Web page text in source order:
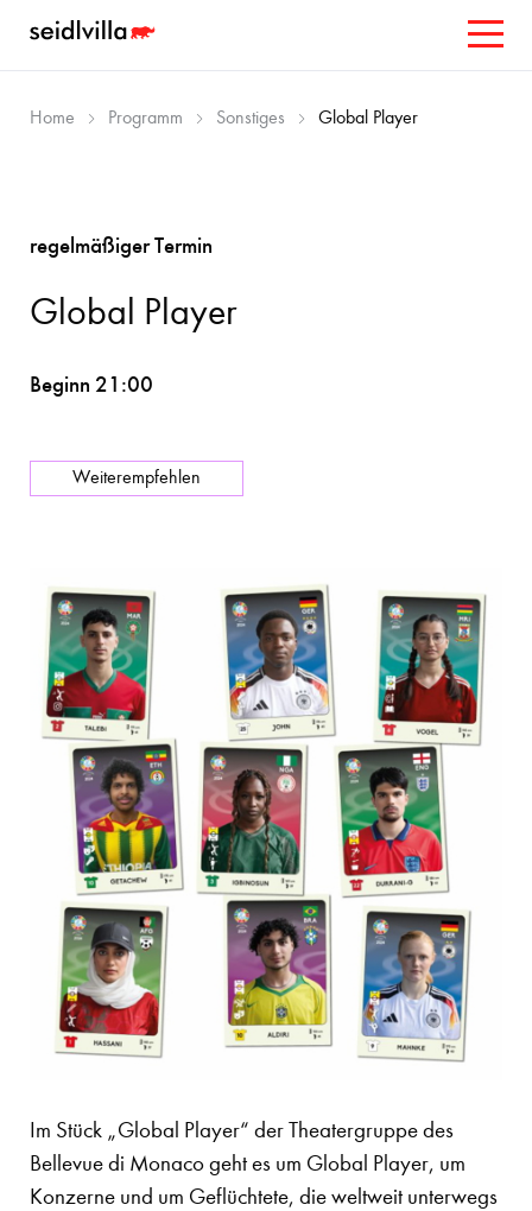
Home Programm Sonstiges Global Player
regelmäßiger Termin
Global Player
Beginn 21:00
Weiterempfehlen
Im Stück „Global Player“ der Theatergruppe des
Bellevue di Monaco geht es um Global Player, um
Konzerne und um Geflüchtete, die weltweit unterwegs